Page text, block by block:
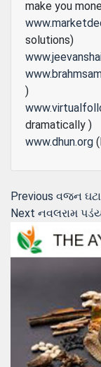
make you
solutions)
)
dramatically )
www.dhun.org
Post
Previous Previous
post:
વજન
Next Next
નવલરામ